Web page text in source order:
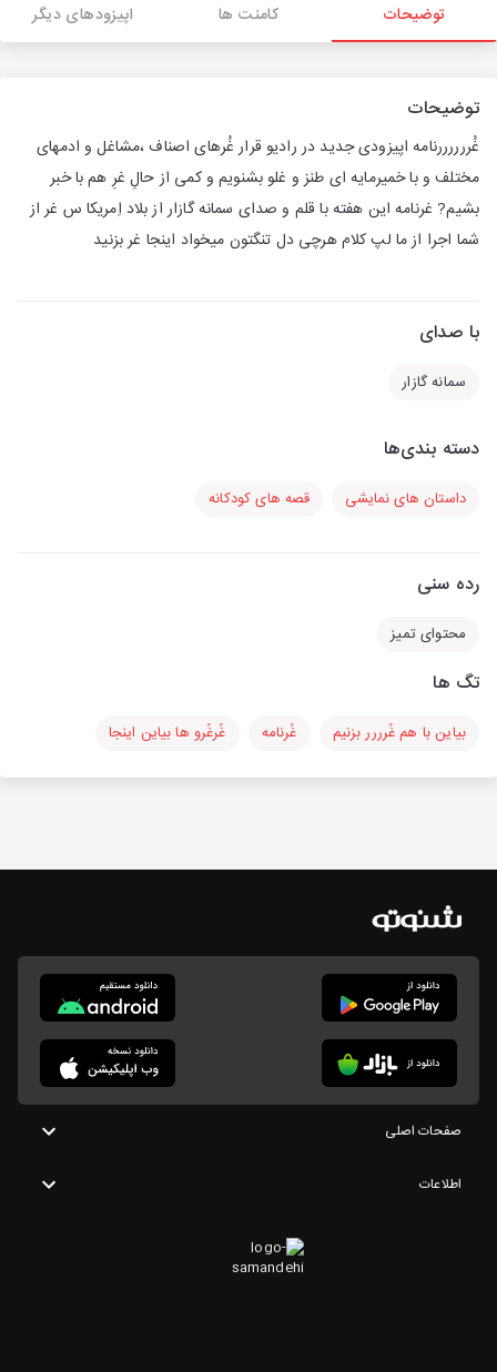
توضیحات کامنت ها اپیزودهای دیگر
توضیحات
غُررررررنامه اپیزودی جدید در رادیو قرار غُرهای اصناف ،مشاغل و ادمهای
مختلف و با خمیرمایه ای طنز و غلو بشنویم و کمی از حالِ غرِ هم با خبر
بشیم? غرنامه این هفته با قلم و صدای سمانه گازار از بلاد اِمریکا س غر از
شما اجرا از ما لپ کلام هرچی دل تنگتون میخواد اینجا غر بزنید
با صدای
سمانه گازار
دسته بندی‌ها
داستان های نمایشی قصه های کودکانه
رده سنی
محتوای تمیز
تگ ها
بیاین با هم غُرررر بزنیم غُرنامه غُرغُرو ها بیاین اینجا
صفحات اصلی
اطلاعات